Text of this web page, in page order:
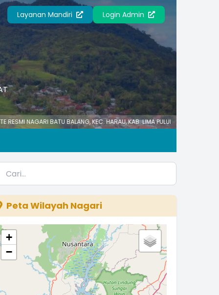
Layanan Mandiri Login Admin
BATU BALANG, KEC. HARAU, KAB. LIMA PULUH KOTA, SUMATERA BARAT
Peta Wilayah Nagari
+
−